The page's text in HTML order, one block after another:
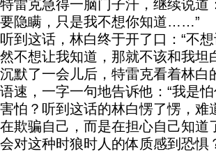
特雷克急得一脑门子汗，继续说道
要隐瞒，只是我不想你知道……”
听到这话，林白终于开了口：“不
然不想让我知道，那就不该和我坦
沉默了一会儿后，特雷克看着林白
语速，一字一句地告诉他：“我是
害怕？听到这话的林白愣了愣，难
在欺骗自己，而是在担心自己知道
会对这种时狼时人的体质感到恐惧